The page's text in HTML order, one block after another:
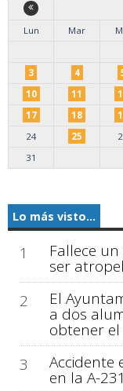
Lun
Mar
3
4
10
11
17
18
24
25
31
Lo más visto...
1 Fallece
ser
2
El
a dos
obtener
3
Accidente
en la A-